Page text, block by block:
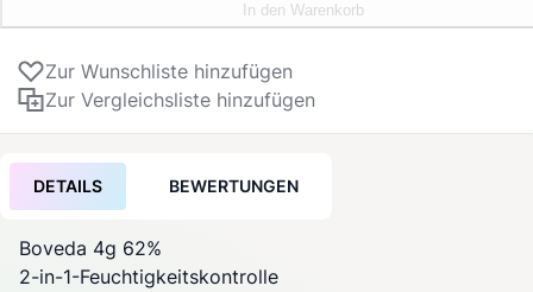
In den Warenkorb
Zur Wunschliste hinzufügen
Zur Vergleichsliste hinzufügen
DETAILS BEWERTUNGEN
Boveda 4g 62%
2-in-1-Feuchtigkeitskontrolle